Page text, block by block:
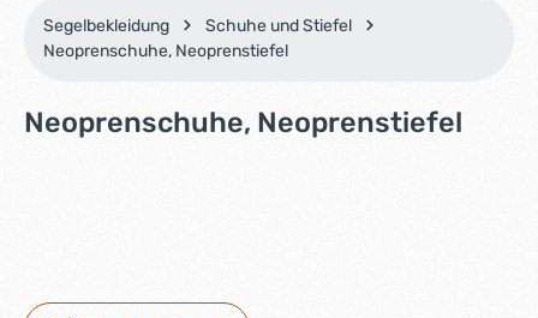
Segelbekleidung
Schuhe und Stiefel
Neoprenschuhe, Neoprenstiefel
Neoprenschuhe, Neoprenstiefel